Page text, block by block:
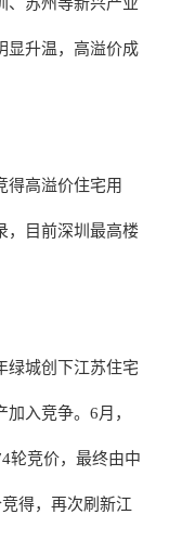
显升温，高溢价成
得高溢价住宅用
，目前深圳最高楼
绿城创下江苏住宅
入竞争。6月，
轮竞价，最终由中
得，再次刷新江